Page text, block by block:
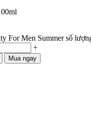
For Men Summer số
+
Mua ngay